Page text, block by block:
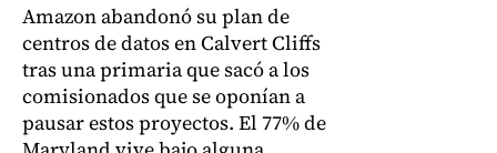
Amazon abandonó su plan de
centros de datos en Calvert Cliffs
tras una primaria que sacó a los
comisionados que se oponían a
pausar estos proyectos. El 77% de